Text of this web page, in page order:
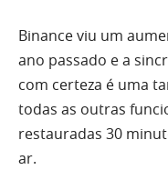
Binance viu um
ano passado e a
com certeza é uma
todas as outras
restauradas 30
ar.